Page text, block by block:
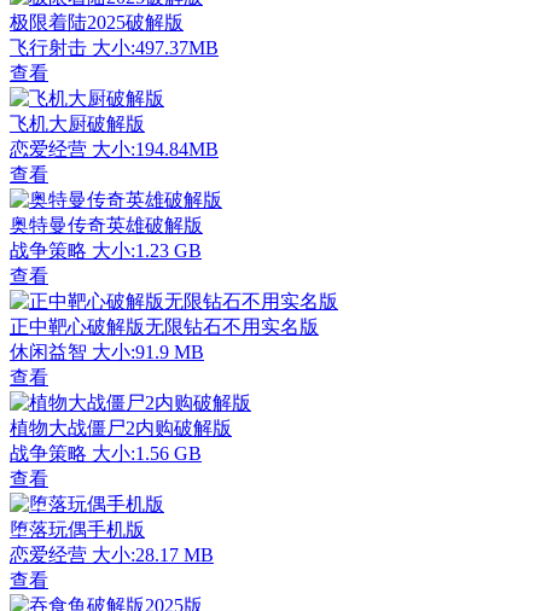
极限着陆2025破解版
飞行射击 大小:497.37MB
查看
飞机大厨破解版
恋爱经营 大小:194.84MB
查看
奥特曼传奇英雄破解版
战争策略 大小:1.23 GB
查看
正中靶心破解版无限钻石不用实名版
休闲益智 大小:91.9 MB
查看
植物大战僵尸2内购破解版
战争策略 大小:1.56 GB
查看
堕落玩偶手机版
恋爱经营 大小:28.17 MB
查看